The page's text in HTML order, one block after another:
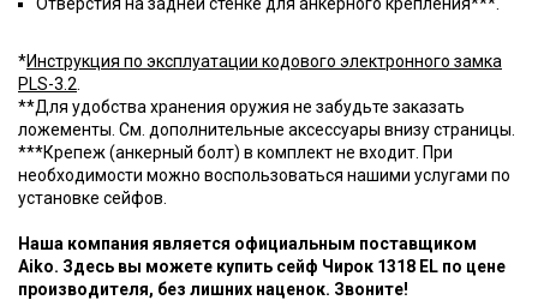
*Инструкция по эксплуатации кодового электронного замка
PLS-3.2
**Для удобства хранения оружия не забудьте заказать
ложементы. См. дополнительные аксессуары внизу страницы.
***Крепеж (анкерный болт) в комплект не входит. При
необходимости можно воспользоваться нашими услугами по
установке сейфов.
Наша компания является официальным поставщиком
Aiko. Здесь вы можете купить сейф Чирок 1318 EL по цене
производителя, без лишних наценок. Звоните!